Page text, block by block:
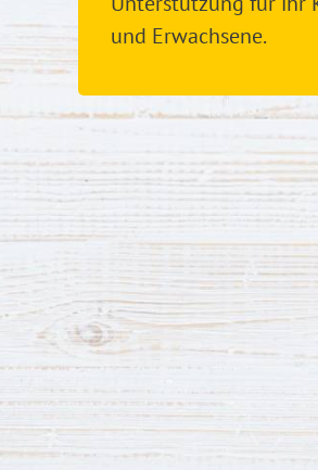
und Erwachsene.